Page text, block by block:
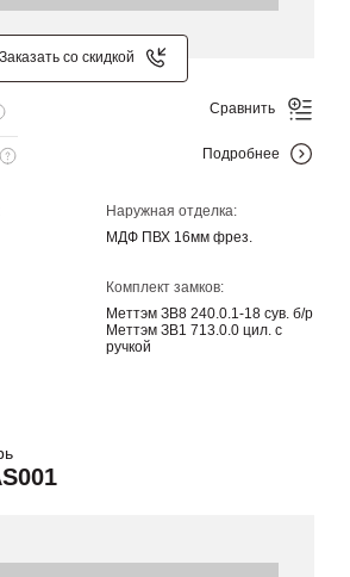
Заказать со скидкой
Наружная отделка:
МДФ ПВХ 16мм фрез.
Комплект замков:
Меттэм ЗВ8 240.0.1-18 сув. б/р
Меттэм ЗВ1 713.0.0 цил. с
ручкой
Сравнить
Подробнее